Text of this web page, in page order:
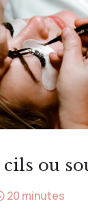
ou
20 minutes